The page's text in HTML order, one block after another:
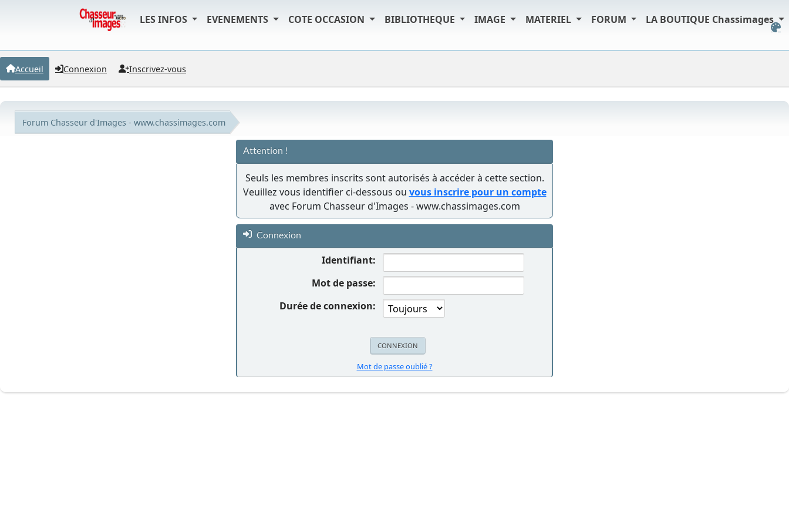
LES INFOS EVENEMENTS COTE OCCASION BIBLIOTHEQUE IMAGE MATERIEL FORUM LA BOUTIQUE Chassimages
Accueil Connexion Inscrivez-vous
Forum Chasseur d'Images - www.chassimages.com
Attention !
Seuls les membres inscrits sont autorisés à accéder à cette section.
Veuillez vous identifier ci-dessous ou vous inscrire pour un compte
avec Forum Chasseur d'Images - www.chassimages.com
Connexion
Identifiant:
Mot de passe:
Durée de connexion:
Mot de passe oublié ?